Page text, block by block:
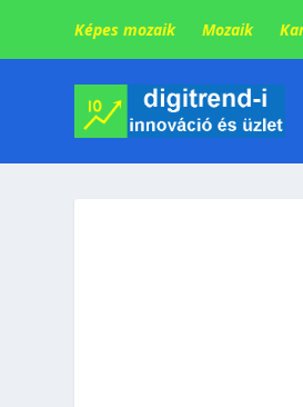
Képes mozaik Mozaik